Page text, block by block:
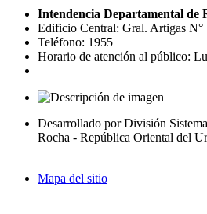
Intendencia Departamental de
Edificio Central: Gral. Artigas N°
Teléfono: 1955
Horario de atención al público:
Desarrollado por División
Rocha - República Oriental del
Mapa del sitio